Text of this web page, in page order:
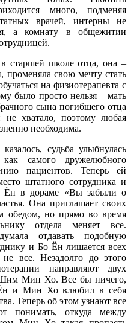
много, подменяя
врачей, интерны не
а комнату в общежитии
старшей школе отца, она –
променяла свою мечту стать
на физиотерапевта с
было просто нельзя – мать
сына погибшего отца
не хватало, поэтому любая
необходима.
судьба улыбнулась
самого дружелюбного
пациентов. Теперь ей
штатного сотрудника и
Ён в дораме «Вы забыли о
Она приглашает своих
обедом, но прямо во время
отдела меняет все.
отдавать подобную
и Бо Ён лишается всех
все. Незадолго до этого
направляют двух
Мин Хо. Все бы ничего,
и Мин Хо влюбил в себя
Теперь об этом узнают все
понимать, откуда между